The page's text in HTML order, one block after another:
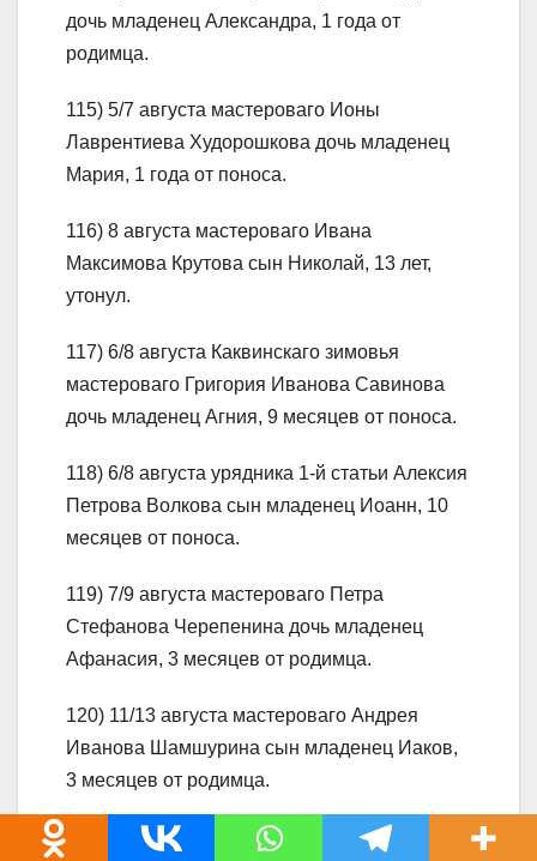
дочь младенец Александра, 1 года от
родимца.
115) 5/7 августа мастероваго Ионы
Лаврентиева Худорошкова дочь младенец
Мария, 1 года от поноса.
116) 8 августа мастероваго Ивана
Максимова Крутова сын Николай, 13 лет,
утонул.
117) 6/8 августа Каквинскаго зимовья
мастероваго Григория Иванова Савинова
дочь младенец Агния, 9 месяцев от поноса.
118) 6/8 августа урядника 1-й статьи Алексия
Петрова Волкова сын младенец Иоанн, 10
месяцев от поноса.
119) 7/9 августа мастероваго Петра
Стефанова Черепенина дочь младенец
Афанасия, 3 месяцев от родимца.
120) 11/13 августа мастероваго Андрея
Иванова Шамшурина сын младенец Иаков,
3 месяцев от родимца.
121) 11/13 августа мастероваго Петра